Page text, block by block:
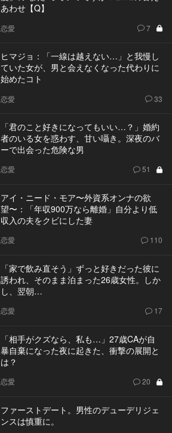
あわせ【Q】
恋愛 7
ヒマジョ：「一線は越えない…」と我慢し
ていた女が、男と会えなくなった代わりに
始めたコト
恋愛 33
「君のこと好きになってもいい…？」婚約
者のいる女を惑わす、甘い囁き。深夜のバ
ーで出会った危険な男
恋愛 51
アイ・ニード・モア〜外資系オンナの欲
望〜：「年収900万なら離婚」自分より低
収入の夫をクビにした妻
恋愛 110
「家で飲み直そう」ずっと好きだった彼に
誘われ、そのまま泊まった26歳女性。しか
し、翌朝…
恋愛 17
「相手がクズなら、私も…」27歳CAが自
暴自棄になった夜に起きた、衝撃の展開と
は？
恋愛 20
ファーストデート。男性のデューデリジェ
ンスは慎重に。